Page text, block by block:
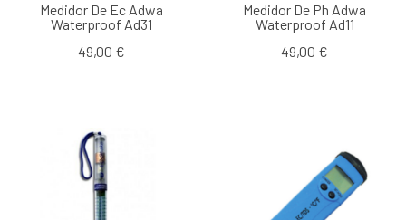
Medidor De Ec Adwa
Waterproof Ad31
49,00 €
Medidor De Ph Adwa
Waterproof Ad11
49,00 €